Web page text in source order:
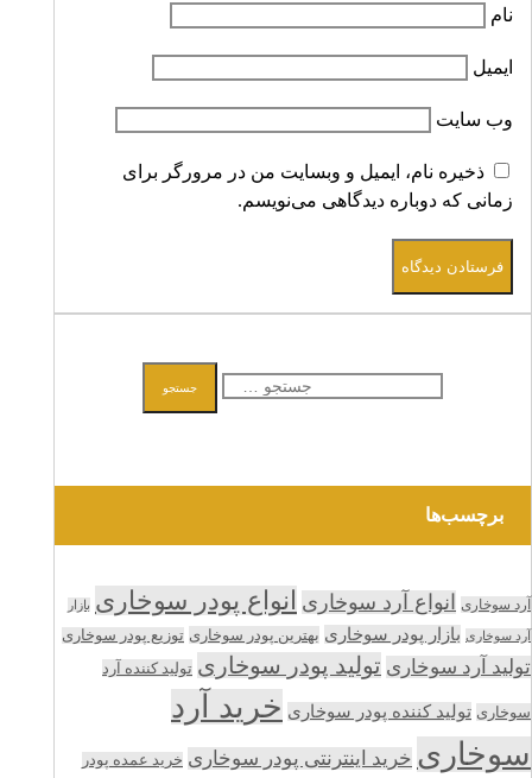
نام
ایمیل
وب‌ سایت
ذخیره نام، ایمیل و وبسایت من در مرورگر برای
زمانی که دوباره دیدگاهی می‌نویسم.
فرستادن دیدگاه
جستجو
برای:
جستجو
برچسب‌ها
آرد سوخاری انواع آرد سوخاری انواع پودر سوخاری بازار
آرد سوخاری بازار پودر سوخاری بهترین پودر سوخاری توزیع پودر سوخاری
تولید آرد سوخاری تولید پودر سوخاری تولید کننده آرد
سوخاری تولید کننده پودر سوخاری خرید آرد
سوخاری خرید اینترنتی پودر سوخاری خرید عمده پودر